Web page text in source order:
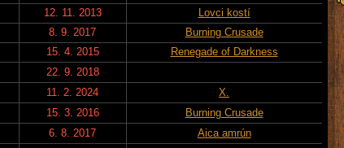
12. 11. 2013
Lovci kostí
8. 9. 2017
Burning Crusade
15. 4. 2015
Renegade of Darkness
22. 9. 2018
11. 2. 2024
X.
15. 3. 2016
Burning Crusade
6. 8. 2017
Aica amrún